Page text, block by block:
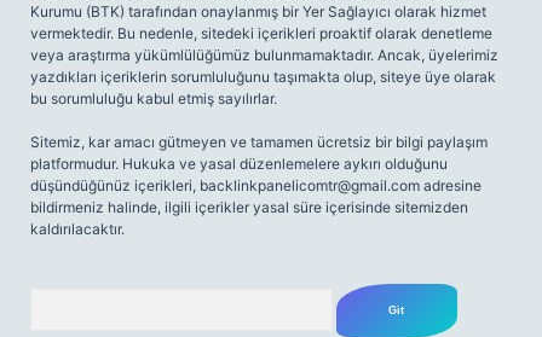
Kurumu (BTK) tarafından onaylanmış bir Yer Sağlayıcı olarak hizmet
vermektedir. Bu nedenle, sitedeki içerikleri proaktif olarak denetleme
veya araştırma yükümlülüğümüz bulunmamaktadır. Ancak, üyelerimiz
yazdıkları içeriklerin sorumluluğunu taşımakta olup, siteye üye olarak
bu sorumluluğu kabul etmiş sayılırlar.
Sitemiz, kar amacı gütmeyen ve tamamen ücretsiz bir bilgi paylaşım
platformudur. Hukuka ve yasal düzenlemelere aykırı olduğunu
düşündüğünüz içerikleri, backlinkpanelicomtr@gmail.com adresine
bildirmeniz halinde, ilgili içerikler yasal süre içerisinde sitemizden
kaldırılacaktır.